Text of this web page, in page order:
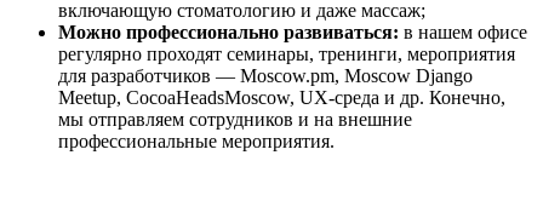
включающую стоматологию и даже массаж;
Можно профессионально развиваться: в нашем офисе
регулярно проходят семинары, тренинги, мероприятия
для разработчиков — Moscow.pm, Moscow Django
Meetup, CocoaHeadsMoscow, UX-среда и др. Конечно,
мы отправляем сотрудников и на внешние
профессиональные мероприятия.